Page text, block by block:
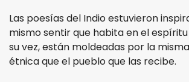
Las poesías del Indio estuvieron
mismo sentir que habita en el
su vez, están moldeadas por la
étnica que el pueblo que las recibe.